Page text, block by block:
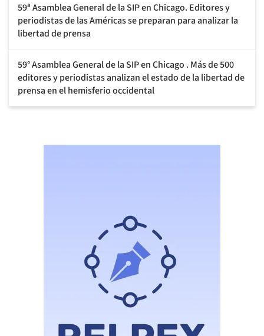
59ª Asamblea General de la SIP en Chicago. Editores y
periodistas de las Américas se preparan para analizar la
libertad de prensa
59° Asamblea General de la SIP en Chicago . Más de 500
editores y periodistas analizan el estado de la libertad de
prensa en el hemisferio occidental